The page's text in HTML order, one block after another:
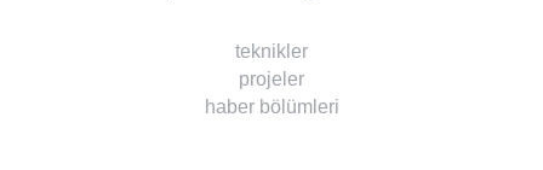
teknikler
projeler
haber bölümleri